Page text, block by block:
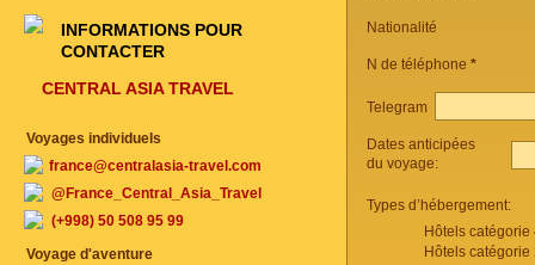
Nationalité
N de téléphone *
Telegram
Dates anticipées
du voyage:
Types d’hébergement:
Hôtels
Hôtels
INFORMATIONS POUR
CONTACTER
CENTRAL ASIA TRAVEL
Voyages individuels
france@centralasia-travel.com
@France_Central_Asia_Travel
(+998) 50 508 95 99
Voyage d'aventure